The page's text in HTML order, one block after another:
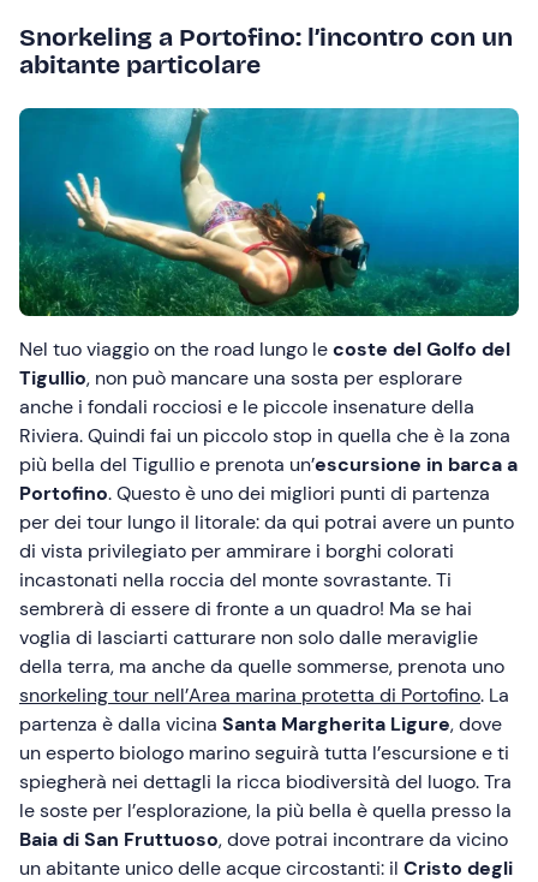
Snorkeling a Portofino: l’incontro con un
abitante particolare
Nel tuo viaggio on the road lungo lecoste del Golfo del
Tigullio, non può mancare una sosta per esplorare
anche i fondali rocciosi e le piccole insenature della
Riviera. Quindi fai un piccolo stop in quella che è la zona
più bella del Tigullio e prenota un’escursione in barca a
Portofino. Questo è uno dei migliori punti di partenza
per dei tour lungo il litorale: da qui potrai avere un punto
di vista privilegiato per ammirare i borghi colorati
incastonati nella roccia del monte sovrastante. Ti
sembrerà di essere di fronte a un quadro! Ma se hai
voglia di lasciarti catturare non solo dalle meraviglie
della terra, ma anche da quelle sommerse, prenota uno
snorkeling tour nell’Area marina protetta di Portofino. La
partenza è dalla vicina Santa Margherita Ligure, dove
un esperto biologo marino seguirà tutta l’escursione e ti
spiegherà nei dettagli la ricca biodiversità del luogo. Tra
le soste per l’esplorazione, la più bella è quella presso la
Baia di San Fruttuoso, dove potrai incontrare da vicino
un abitante unico delle acque circostanti: il Cristo degli